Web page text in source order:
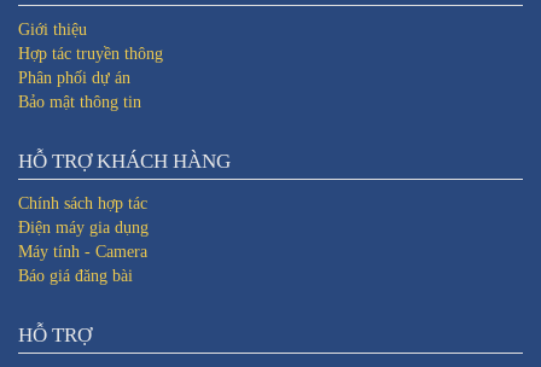
Giới thiệu
Hợp tác truyền thông
Phân phối dự án
Bảo mật thông tin
HỖ TRỢ KHÁCH HÀNG
Chính sách hợp tác
Điện máy gia dụng
Máy tính - Camera
Báo giá đăng bài
HỖ TRỢ